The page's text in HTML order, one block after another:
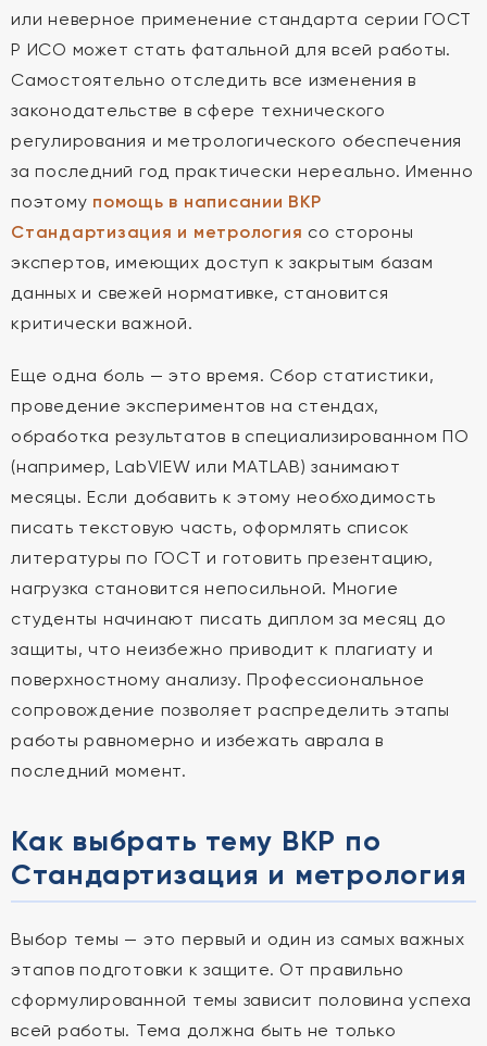
или неверное применение стандарта серии ГОСТ
Р ИСО может стать фатальной для всей работы.
Самостоятельно отследить все изменения в
законодательстве в сфере технического
регулирования и метрологического обеспечения
за последний год практически нереально. Именно
поэтому помощь в написании ВКР
Стандартизация и метрология со стороны
экспертов, имеющих доступ к закрытым базам
данных и свежей нормативке, становится
критически важной.
Еще одна боль — это время. Сбор статистики,
проведение экспериментов на стендах,
обработка результатов в специализированном ПО
(например, LabVIEW или MATLAB) занимают
месяцы. Если добавить к этому необходимость
писать текстовую часть, оформлять список
литературы по ГОСТ и готовить презентацию,
нагрузка становится непосильной. Многие
студенты начинают писать диплом за месяц до
защиты, что неизбежно приводит к плагиату и
поверхностному анализу. Профессиональное
сопровождение позволяет распределить этапы
работы равномерно и избежать аврала в
последний момент.
Как выбрать тему ВКР по
Стандартизация и метрология
Выбор темы — это первый и один из самых важных
этапов подготовки к защите. От правильно
сформулированной темы зависит половина успеха
всей работы. Тема должна быть не только